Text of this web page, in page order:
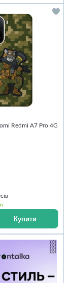
Redmi A7 Pro 4G
Купити